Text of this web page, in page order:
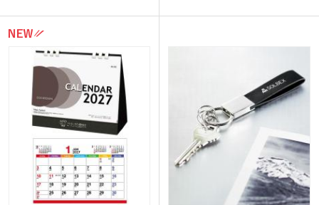
1色・箔押し・フルカラー印刷や、熱を
空押し名入れが可能。本体色は、落ち着
いたレッド・ブラック・ネイビーの3色
からお好きなカラーを選べます。
でも素敵です。周年記念におススメで